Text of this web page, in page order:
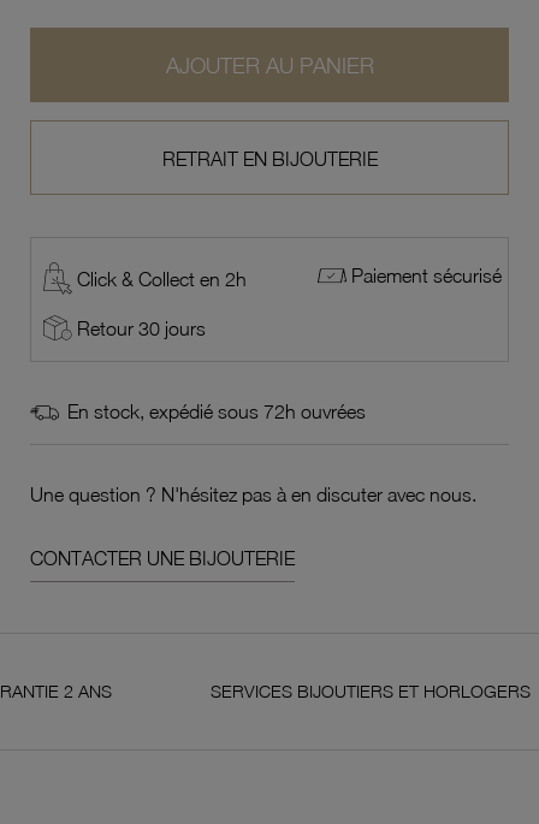
AJOUTER AU PANIER
RETRAIT EN BIJOUTERIE
Click & Collect en 2h Paiement sécurisé
Retour 30 jours
En stock, expédié sous 72h ouvrées
Une question ? N'hésitez pas à en discuter avec nous.
CONTACTER UNE BIJOUTERIE
2 ANS SERVICES BIJOUTIERS ET HORLOGERS